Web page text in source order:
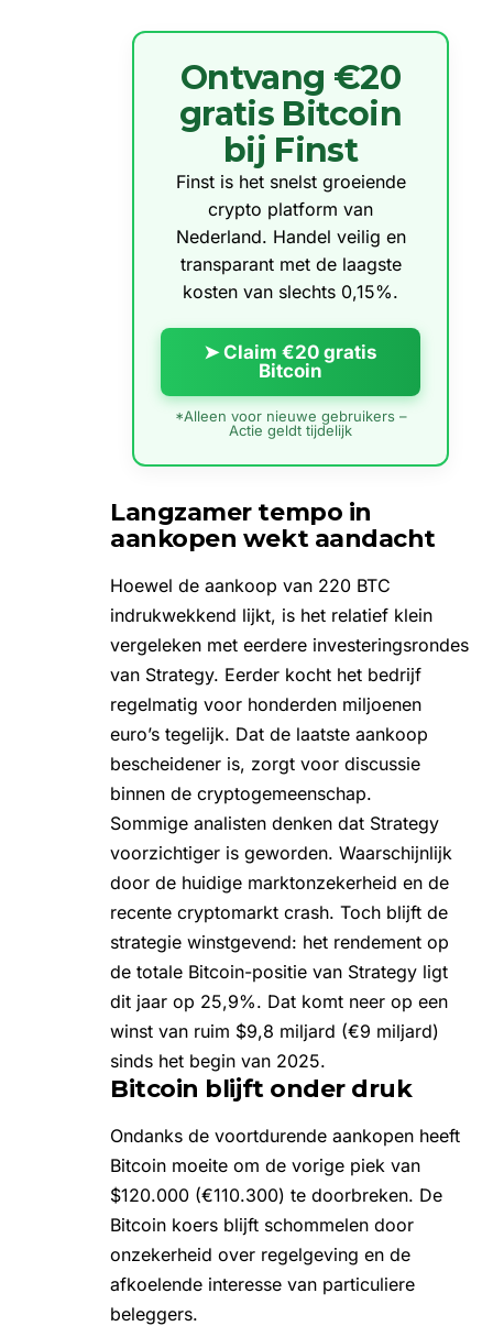
Ontvang €20
gratis Bitcoin
bij Finst
Finst is het snelst groeiende
crypto platform van
Nederland. Handel veilig en
transparant met de laagste
kosten van slechts 0,15%.
➤ Claim €20 gratis
Bitcoin
*Alleen voor nieuwe gebruikers –
Actie geldt tijdelijk
Langzamer tempo in
aankopen wekt aandacht
Hoewel de aankoop van 220 BTC
indrukwekkend lijkt, is het relatief klein
vergeleken met eerdere investeringsrondes
van Strategy. Eerder kocht het bedrijf
regelmatig voor honderden miljoenen
euro’s tegelijk. Dat de laatste aankoop
bescheidener is, zorgt voor discussie
binnen de cryptogemeenschap.
Sommige analisten denken dat Strategy
voorzichtiger is geworden. Waarschijnlijk
door de huidige marktonzekerheid en de
recente cryptomarkt crash. Toch blijft de
strategie winstgevend: het rendement op
de totale Bitcoin-positie van Strategy ligt
dit jaar op 25,9%. Dat komt neer op een
winst van ruim $9,8 miljard (€9 miljard)
sinds het begin van 2025.
Bitcoin blijft onder druk
Ondanks de voortdurende aankopen heeft
Bitcoin moeite om de vorige piek van
$120.000 (€110.300) te doorbreken. De
Bitcoin koers blijft schommelen door
onzekerheid over regelgeving en de
afkoelende interesse van particuliere
beleggers.